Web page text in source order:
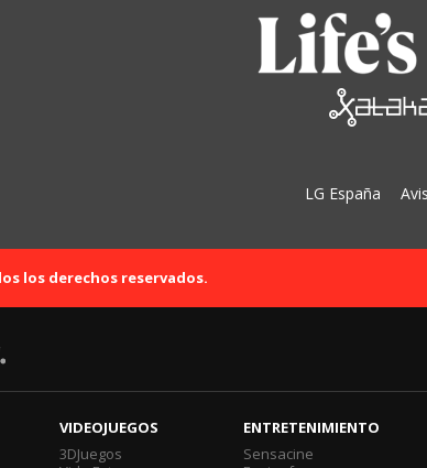
LG España
los derechos reservados.
VIDEOJUEGOS
3DJuegos
ENTRETENIMIENTO
Sensacine